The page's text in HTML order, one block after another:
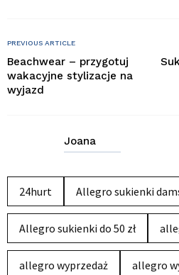
PREVIOUS ARTICLE
Beachwear – przygotuj
wakacyjne stylizacje na
wyjazd
Joana
24hurt Allegro sukienki
Allegro sukienki do 50 zł
allegro wyprzedaż allegro